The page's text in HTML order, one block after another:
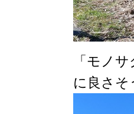
「モノ
に良さ